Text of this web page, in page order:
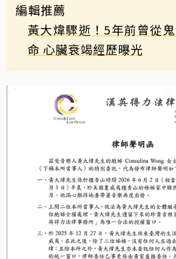
編輯推薦
黃大煒驟逝！5年前曾從
命 心臟衰竭經歷曝光